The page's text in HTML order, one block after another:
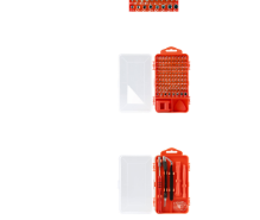
Desktop Business
Imprimante, Scannere,
Imprimante & Multifuncționale
Imprimanta Laser Color